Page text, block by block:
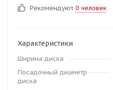
Рекомендуют 0 человек
Характеристики
Ширина диска
Посадочный диаметр
диска